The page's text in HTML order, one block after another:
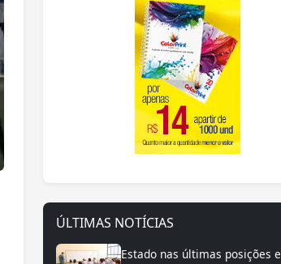
ÚLTIMAS NOTÍCIAS
Estado nas últimas posições e